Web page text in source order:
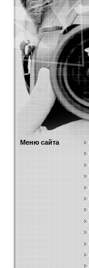
Меню сайта